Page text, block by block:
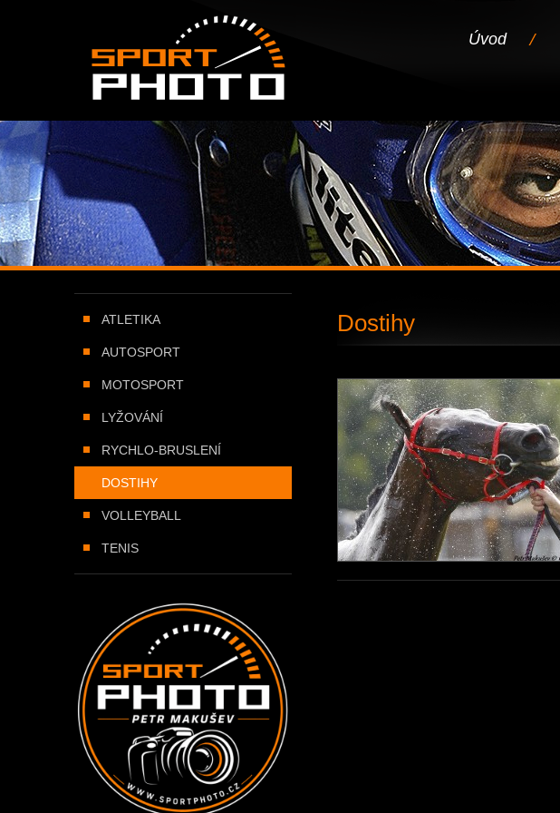
SportPHOTO.cz -Úvodní stránka
Dostihy
ATLETIKA
AUTOSPORT
MOTOSPORT
LYŽOVÁNÍ
RYCHLO-BRUSLENÍ
DOSTIHY
VOLLEYBALL
TENIS
Úvod